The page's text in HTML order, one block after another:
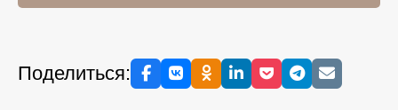
Поделиться: